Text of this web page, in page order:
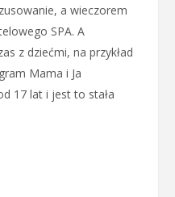
a wieczorem
SPA. A
z dziećmi, na przykład
Mama i Ja
17 lat i jest to stała